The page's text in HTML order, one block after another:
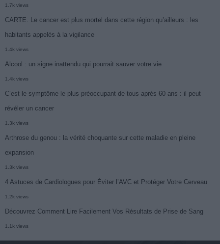
1.7k views
CARTE. Le cancer est plus mortel dans cette région qu’ailleurs : les
habitants appelés à la vigilance
1.4k views
Alcool : un signe inattendu qui pourrait sauver votre vie
1.4k views
C’est le symptôme le plus préoccupant de tous après 60 ans : il peut
révéler un cancer
1.3k views
Arthrose du genou : la vérité choquante sur cette maladie en pleine
expansion
1.3k views
4 Astuces de Cardiologues pour Éviter l’AVC et Protéger Votre Cerveau
1.2k views
Découvrez Comment Lire Facilement Vos Résultats de Prise de Sang
1.1k views